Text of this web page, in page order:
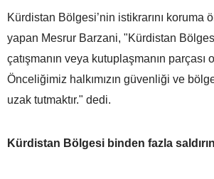
Kürdistan Bölgesi’nin istikrarını koruma
yapan Mesrur Barzani, "Kürdistan
çatışmanın veya kutuplaşmanın parçası
Önceliğimiz halkımızın güvenliği ve
uzak tutmaktır." dedi.
Kürdistan Bölgesi binden fazla